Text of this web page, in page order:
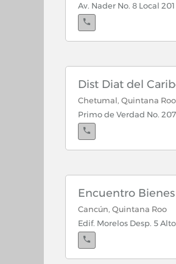
Av. Nader No. 8 Local
Dist Diat del
Chetumal, Quintana Roo
Primo de Verdad No.
Encuentro Bienes
Cancún, Quintana Roo
Edif. Morelos Desp. 5